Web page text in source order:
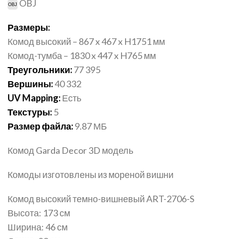
OBJ
Размеры:
Комод высокий – 867 x 467 x H1751 мм
Комод-тумба – 1830 x 447 x H765 мм
Треугольники:77 395
Вершины:40 332
UV Mapping:Есть
Текстуры:5
Размер файла:9.87 МБ
Комод Garda Decor 3D модель
Комоды изготовлены из мореной вишни
Комод высокий темно-вишневый ART-2706-S
Высота: 173 см
Ширина: 46 см